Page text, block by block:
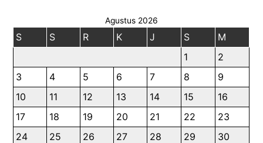
Agustus 2026
S S R K J S
M
1
2
3
4 5 6 7 8
9
10
11 12 13 14 15
16
17
18 19 20 21 22
23
24
25 26 27 28 29
30